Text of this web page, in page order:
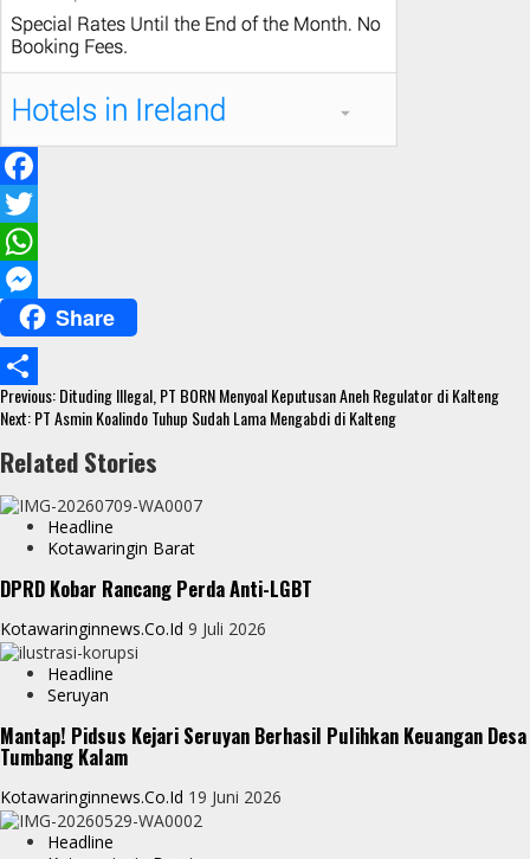
F
a
c
b
o
o
k
T
w
t
t
e
r
W
a
t
s
A
p
e
s
s
e
n
e
r
Share
S
a
r
Continue
Reading
Previous:Dituding Illegal, PT BORN Menyoal Keputusan Aneh Regulator di Kalteng
Next:PT Asmin Koalindo Tuhup Sudah Lama Mengabdi di Kalteng
Related Stories
Headline
Kotawaringin Barat
DPRD Kobar Rancang Perda Anti-LGBT
Kotawaringinnews.co.id 9 Juli 2026
Headline
Seruyan
Mantap! Pidsus Kejari Seruyan Berhasil Pulihkan Keuangan Desa
Tumbang Kalam
Kotawaringinnews.co.id 19 Juni 2026
Headline